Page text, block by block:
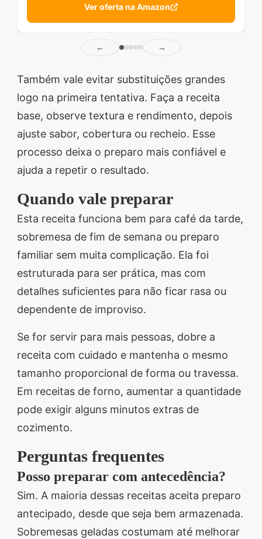
Ver oferta na Amazon
← →
Também vale evitar substituições grandes
logo na primeira tentativa. Faça a receita
base, observe textura e rendimento, depois
ajuste sabor, cobertura ou recheio. Esse
processo deixa o preparo mais confiável e
ajuda a repetir o resultado.
Quando vale preparar
Esta receita funciona bem para café da tarde,
sobremesa de fim de semana ou preparo
familiar sem muita complicação. Ela foi
estruturada para ser prática, mas com
detalhes suficientes para não ficar rasa ou
dependente de improviso.
Se for servir para mais pessoas, dobre a
receita com cuidado e mantenha o mesmo
tamanho proporcional de forma ou travessa.
Em receitas de forno, aumentar a quantidade
pode exigir alguns minutos extras de
cozimento.
Perguntas frequentes
Posso preparar com antecedência?
Sim. A maioria dessas receitas aceita preparo
antecipado, desde que seja bem armazenada.
Sobremesas geladas costumam até melhorar